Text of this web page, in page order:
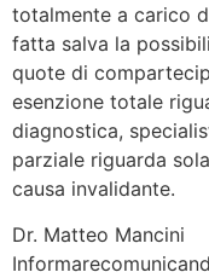
totalmente a carico
fatta salva la
quote di
esenzione totale
diagnostica,
parziale riguarda
causa invalidante.
Dr. Matteo Mancini